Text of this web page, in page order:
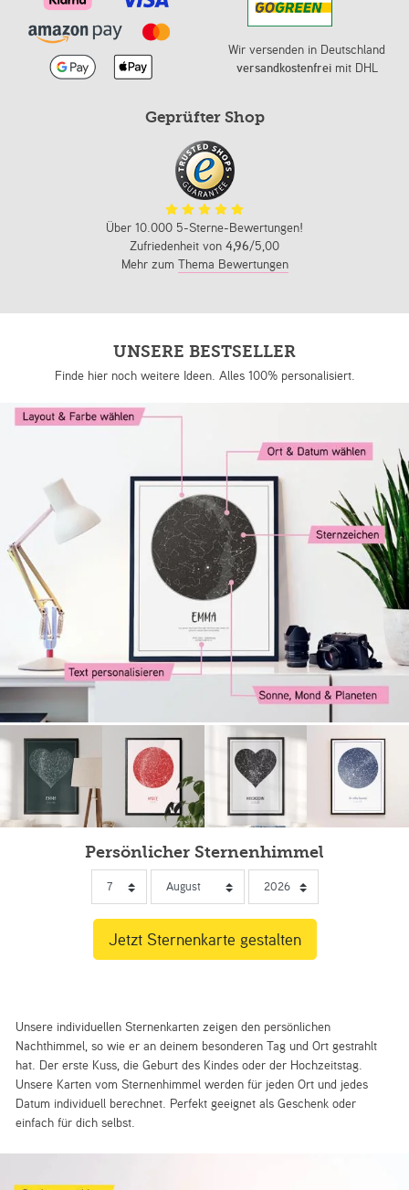
Wir versenden in Deutschland
versandkostenfreimit DHL
Geprüfter Shop
Über 10.000 5-Sterne-Bewertungen!
Zufriedenheit von 4,96/5,00
Mehr zum Thema Bewertungen
UNSERE BESTSELLER
Finde hier noch weitere Ideen. Alles 100% personalisiert.
Persönlicher Sternenhimmel
Unsere individuellen Sternenkarten zeigen den persönlichen
Nachthimmel, so wie er an deinem besonderen Tag und Ort gestrahlt
hat. Der erste Kuss, die Geburt des Kindes oder der Hochzeitstag.
Unsere Karten vom Sternenhimmel werden für jeden Ort und jedes
Datum individuell berechnet. Perfekt geeignet als Geschenk oder
einfach für dich selbst.